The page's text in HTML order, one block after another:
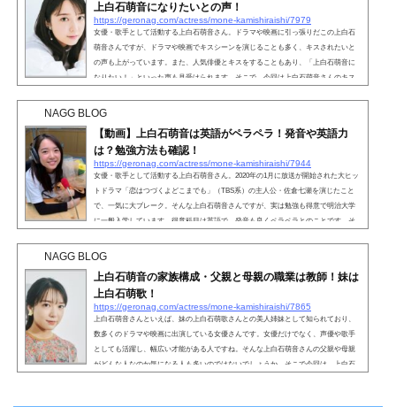
上白石萌音になりたいとの声！
https://geronag.com/actress/mone-kamishiraishi/7979
女優・歌手として活動する上白石萌音さん。ドラマや映画に引っ張りだこの上白石
萌音さんですが、ドラマや映画でキスシーンを演じることも多く、キスされたいと
の声も上がっています。また、人気俳優とキスをすることもあり、「上白石萌音に
なりたい！」といった声も見受けられます。そこで、今回は上白石萌音さんのキス
萌音キスシーンまとめ！上白石萌音さんのキスシーンの中で、特に話題に上がった
NAGG BLOG
【動画】上白石萌音は英語がペラペラ！発音や英語力
は？勉強方法も確認！
https://geronag.com/actress/mone-kamishiraishi/7944
女優・歌手として活動する上白石萌音さん。2020年の1月に放送が開始された大ヒッ
トドラマ「恋はつづくよどこまでも」（TBS系）の主人公・佐倉七瀬を演じたこと
で、一気に大ブレーク。そんな上白石萌音さんですが、実は勉強も得意で明治大学
に一般入学しています。得意科目は英語で、発音も良くペラペラとのことです。そ
ます。こちらも読まれています。【動画】上白石萌音は英語がペラペラ！ドラマや
NAGG BLOG
上白石萌音の家族構成・父親と母親の職業は教師！妹は
上白石萌歌！
https://geronag.com/actress/mone-kamishiraishi/7865
上白石萌音さんといえば、妹の上白石萌歌さんとの美人姉妹として知られており、
数多くのドラマや映画に出演している女優さんです。女優だけでなく、声優や歌手
としても活躍し、幅広い才能がある人ですね。そんな上白石萌音さんの父親や母親
がどんな人なのか気になる人も多いのではないでしょうか。そこで今回は、上白石